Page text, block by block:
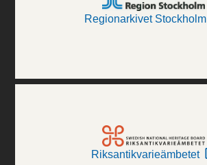
Regionarkivet Stockholm
Riksantikvarieämbetet